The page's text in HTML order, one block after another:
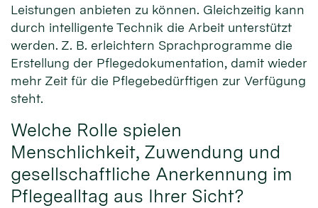
Leistungen anbieten zu können. Gleichzeitig kann
durch intelligente Technik die Arbeit unterstützt
werden. Z. B. erleichtern Sprachprogramme die
Erstellung der Pflegedokumentation, damit wieder
mehr Zeit für die Pflegebedürftigen zur Verfügung
steht.
Welche Rolle spielen
Menschlichkeit, Zuwendung und
gesellschaftliche Anerkennung im
Pflegealltag aus Ihrer Sicht?